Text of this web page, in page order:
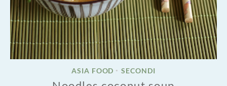
ASIA FOOD • SECONDI